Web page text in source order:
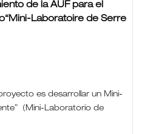
de la AUF para el
Laboratoire de Serre
es desarrollar un Mini-
(Mini-Laboratorio de